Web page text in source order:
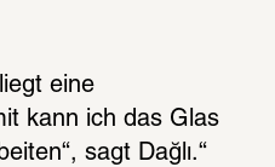
eine
kann ich das Glas
sagt Dağlı.“